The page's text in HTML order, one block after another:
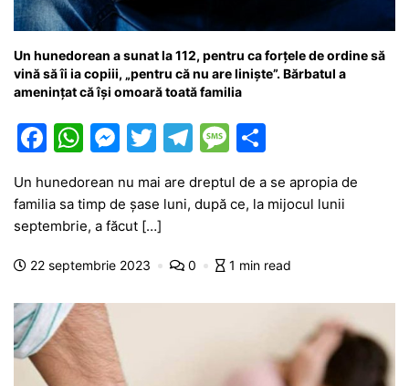
Un hunedorean a sunat la 112, pentru ca forțele de ordine să
vină să îi ia copiii, „pentru că nu are liniște”. Bărbatul a
amenințat că își omoară toată familia
F
c
e
b
o
o
k
W
at
s
A
p
p
M
s
s
e
g
T
w
itt
er
T
e
a
m
M
s
a
e
ta
a
z
ă
Un hunedorean nu mai are dreptul de a se apropia de
familia sa timp de șase luni, după ce, la mijocul lunii
septembrie, a făcut […]
22 septembrie 2023 0 1 min read